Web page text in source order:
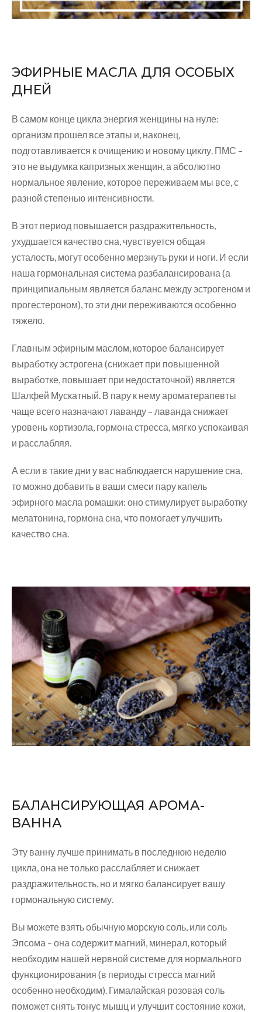
ЭФИРНЫЕ МАСЛА ДЛЯ ОСОБЫХ
ДНЕЙ
В самом конце цикла энергия женщины на нуле:
организм прошел все этапы и, наконец,
подготавливается к очищению и новому циклу. ПМС –
это не выдумка капризных женщин, а абсолютно
нормальное явление, которое переживаем мы все, с
разной степенью интенсивности.
В этот период повышается раздражительность,
ухудшается качество сна, чувствуется общая
усталость, могут особенно мерзнуть руки и ноги. И если
наша гормональная система разбалансирована (а
принципиальным является баланс между эстрогеном и
прогестероном), то эти дни переживаются особенно
тяжело.
Главным эфирным маслом, которое балансирует
выработку эстрогена (снижает при повышенной
выработке, повышает при недостаточной) является
Шалфей Мускатный. В пару к нему ароматерапевты
чаще всего назначают лаванду – лаванда снижает
уровень кортизола, гормона стресса, мягко успокаивая
и расслабляя.
А если в такие дни у вас наблюдается нарушение сна,
то можно добавить в ваши смеси пару капель
эфирного масла ромашки: оно стимулирует выработку
мелатонина, гормона сна, что помогает улучшить
качество сна.
БАЛАНСИРУЮЩАЯ АРОМА-
ВАННА
Эту ванну лучше принимать в последнюю неделю
цикла, она не только расслабляет и снижает
раздражительность, но и мягко балансирует вашу
гормональную систему.
Вы можете взять обычную морскую соль, или соль
Эпсома – она содержит магний, минерал, который
необходим нашей нервной системе для нормального
функционирования (в периоды стресса магний
особенно необходим). Гималайская розовая соль
поможет снять тонус мышц и улучшит состояние кожи,